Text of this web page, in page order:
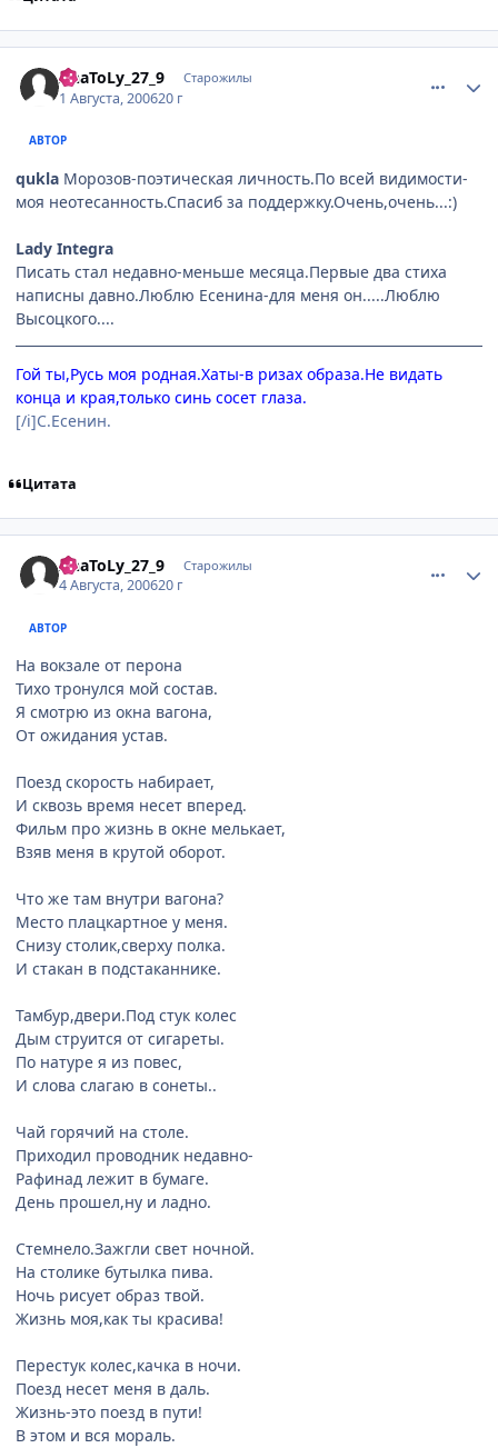
AnaToLy_27_9 Старожилы
1 Августа, 200620 г
АВТОР
qukla Морозов-поэтическая личность.По всей видимости-
моя неотесанность.Спасиб за поддержку.Очень,очень...:)
Lady Integra
Писать стал недавно-меньше месяца.Первые два стиха
написны давно.Люблю Есенина-для меня он.....Люблю
Высоцкого....
Гой ты,Русь моя родная.Хаты-в ризах образа.Не видать
конца и края,только синь сосет глаза.
[/i]С.Есенин.
Цитата
AnaToLy_27_9 Старожилы
4 Августа, 200620 г
АВТОР
На вокзале от перона
Тихо тронулся мой состав.
Я смотрю из окна вагона,
От ожидания устав.
Поезд скорость набирает,
И сквозь время несет вперед.
Фильм про жизнь в окне мелькает,
Взяв меня в крутой оборот.
Что же там внутри вагона?
Место плацкартное у меня.
Снизу столик,сверху полка.
И стакан в подстаканнике.
Тамбур,двери.Под стук колес
Дым струится от сигареты.
По натуре я из повес,
И слова слагаю в сонеты..
Чай горячий на столе.
Приходил проводник недавно-
Рафинад лежит в бумаге.
День прошел,ну и ладно.
Стемнело.Зажгли свет ночной.
На столике бутылка пива.
Ночь рисует образ твой.
Жизнь моя,как ты красива!
Перестук колес,качка в ночи.
Поезд несет меня в даль.
Жизнь-это поезд в пути!
В этом и вся мораль.